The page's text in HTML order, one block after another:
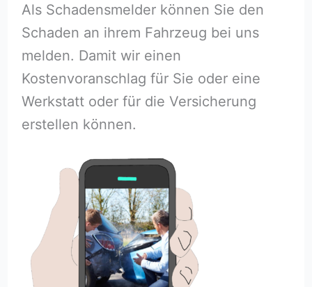
Als Schadensmelder können Sie den
Schaden an ihrem Fahrzeug bei uns
melden. Damit wir einen
Kostenvoranschlag für Sie oder eine
Werkstatt oder für die Versicherung
erstellen können.